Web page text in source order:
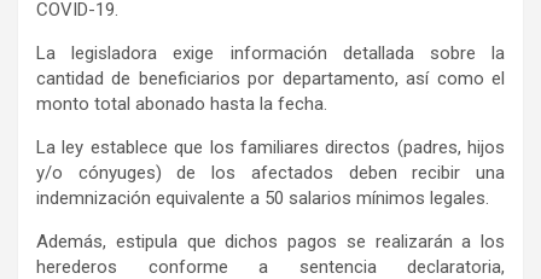
COVID-19.
La legisladora exige información detallada sobre la
cantidad de beneficiarios por departamento, así como el
monto total abonado hasta la fecha.
La ley establece que los familiares directos (padres, hijos
y/o cónyuges) de los afectados deben recibir una
indemnización equivalente a 50 salarios mínimos legales.
Además, estipula que dichos pagos se realizarán a los
herederos conforme a sentencia declaratoria,